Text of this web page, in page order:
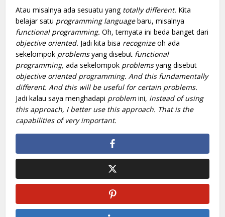
Atau misalnya ada sesuatu yang totally different. Kita
belajar satu programming languagebaru, misalnya
functional programming. Oh, ternyata ini beda banget dari
objective oriented. Jadi kita bisa recognizeoh ada
sekelompok problemsyang disebut functional
programming,ada sekelompok problemsyang disebut
objective oriented programming. And this fundamentally
different. And this will be useful for certain problems.
Jadi kalau saya menghadapi problemini, instead of using
this approach, I better use this approach. That is the
capabilities of very important.